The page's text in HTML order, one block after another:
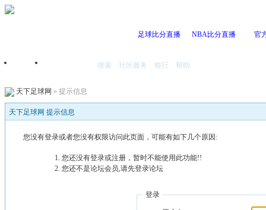
足球比分直播 NBA比分直播 官
首页 搜索 社区服务 银行 帮助
天下足球网 » 提示信息
天下足球网 提示信息
您没有登录或者您没有权限访问此页面，可能有如下几个原因:
您还没有登录或注册，暂时不能使用此功能!!
您还不是论坛会员,请先登录论坛
登录